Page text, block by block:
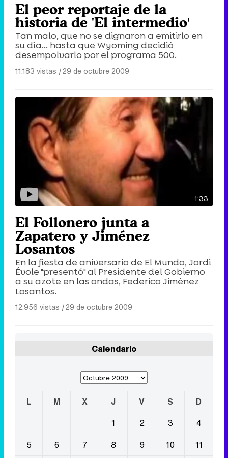
El peor reportaje de la
historia de 'El intermedio'
Tan malo, que no se dignaron a emitirlo en
su día... hasta que Wyoming decidió
desempolvarlo por el programa 500.
11.183 vistas |29 de octubre 2009
1:33
El Follonero junta a
Zapatero y Jiménez
Losantos
En la fiesta de aniversario de El Mundo, Jordi
Évole "presentó" al Presidente del Gobierno
a su azote en las ondas, Federico Jiménez
Losantos.
12.956 vistas |29 de octubre 2009
Calendario
L M X J V S
D
1
2 3
4
5
6 7 8 9 10
11